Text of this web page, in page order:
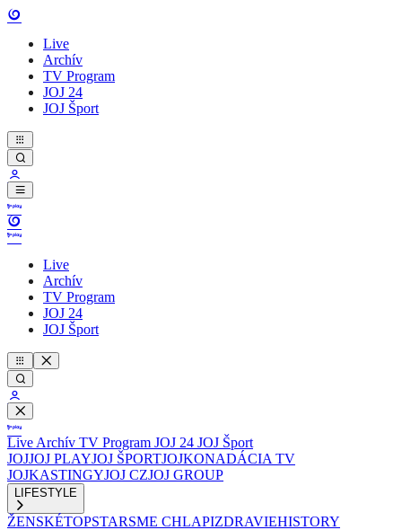
Live
Archív
TV Program
JOJ 24
JOJ Šport
Live
Archív
TV Program
JOJ 24
JOJ Šport
Live Archív TV Program JOJ 24 JOJ Šport
JOJJOJ PLAYJOJ ŠPORTJOJKONADÁCIA TV
JOJKASTINGYJOJ CZJOJ GROUP
LIFESTYLE
ŽENSKÉTOPSTARSME CHLAPIZDRAVIEHISTORY